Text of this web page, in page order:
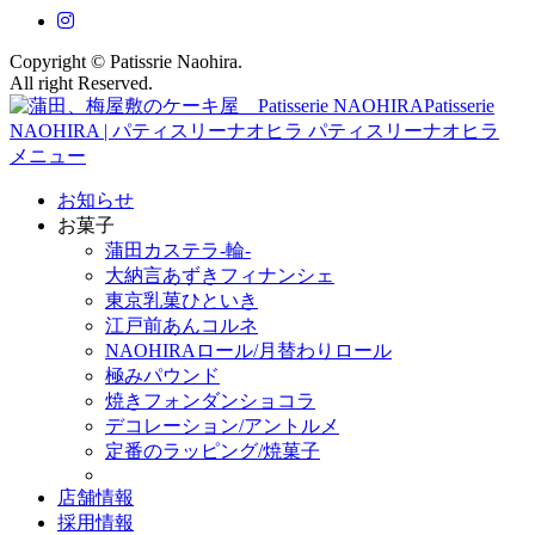
Copyright © Patissrie Naohira.
All right Reserved.
メニュー
お知らせ
お菓子
蒲田カステラ-輪-
大納言あずきフィナンシェ
東京乳菓ひといき
江戸前あんコルネ
NAOHIRAロール/月替わりロール
極みパウンド
焼きフォンダンショコラ
デコレーション/アントルメ
定番のラッピング/焼菓子
店舗情報
採用情報